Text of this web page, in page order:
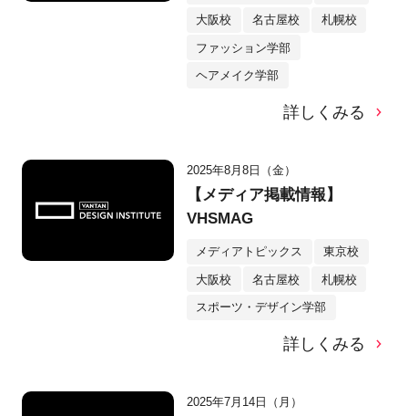
大阪校 名古屋校 札幌校
ファッション学部
ヘアメイク学部
詳しくみる
2025年8月8日（金）
【メディア掲載情報】
VHSMAG
メディアトピックス 東京校
大阪校 名古屋校 札幌校
スポーツ・デザイン学部
詳しくみる
2025年7月14日（月）